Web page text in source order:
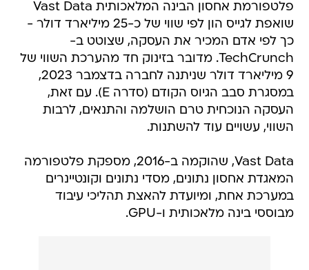
פלטפורמת אחסון הבינה המלאכותית Vast Data
שואפת לגייס הון לפי שווי של כ-25 מיליארד דולר -
כך לפי אדם המכיר את העסקה, שצוטט ב-
TechCrunch. מדובר בזינוק חד מהערכת השווי של
9 מיליארד דולר שניתנה לחברה בדצמבר 2023,
במסגרת סבב הגיוס הקודם (סדרה E). עם זאת,
העסקה הנוכחית טרם הושלמה והתנאים, לרבות
השווי, עשויים עוד להשתנות.
Vast Data, שהוקמה ב-2016, מספקת פלטפורמה
המאגדת אחסון נתונים, מסדי נתונים וקונטיינרים
במערכת אחת, ומיועדת להאצת תהליכי עיבוד
מבוססי בינה מלאכותית ו-GPU.